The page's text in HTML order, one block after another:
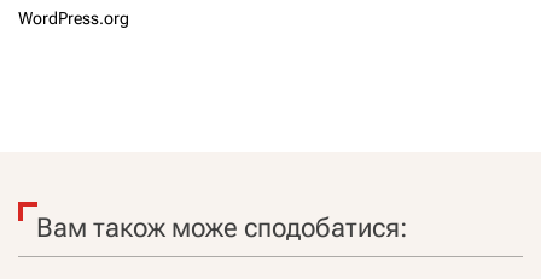
WordPress.org
Вам також може сподобатися: